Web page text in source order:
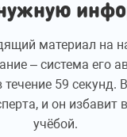
материал на
– система его
течение 59 секунд.
и он избавит
учёбой.